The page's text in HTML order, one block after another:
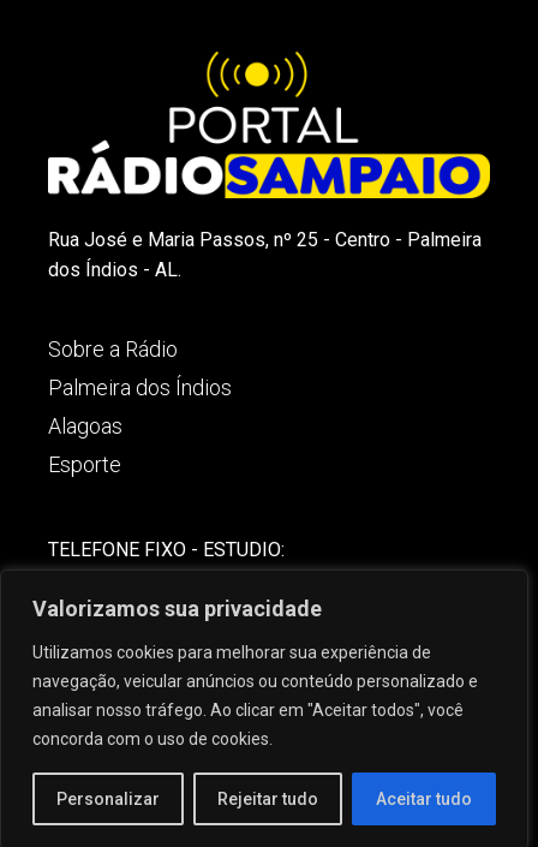
Valorizamos sua privacidade
Utilizamos cookies para melhorar sua experiência de
navegação, veicular anúncios ou conteúdo personalizado e
analisar nosso tráfego. Ao clicar em "Aceitar todos", você
concorda com o uso de cookies.
Personalizar Rejeitar tudo Aceitar tudo
Rua José e Maria Passos, nº 25 - Centro - Palmeira
dos Índios - AL.
Sobre a Rádio
Palmeira dos Índios
Alagoas
Esporte
TELEFONE FIXO - ESTUDIO:
(82) 99621-8806